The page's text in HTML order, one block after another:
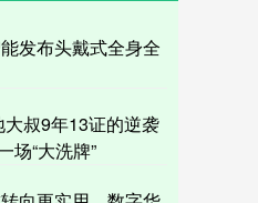
发布头戴式全身全
叔9年13证的逆袭
场“大洗牌”